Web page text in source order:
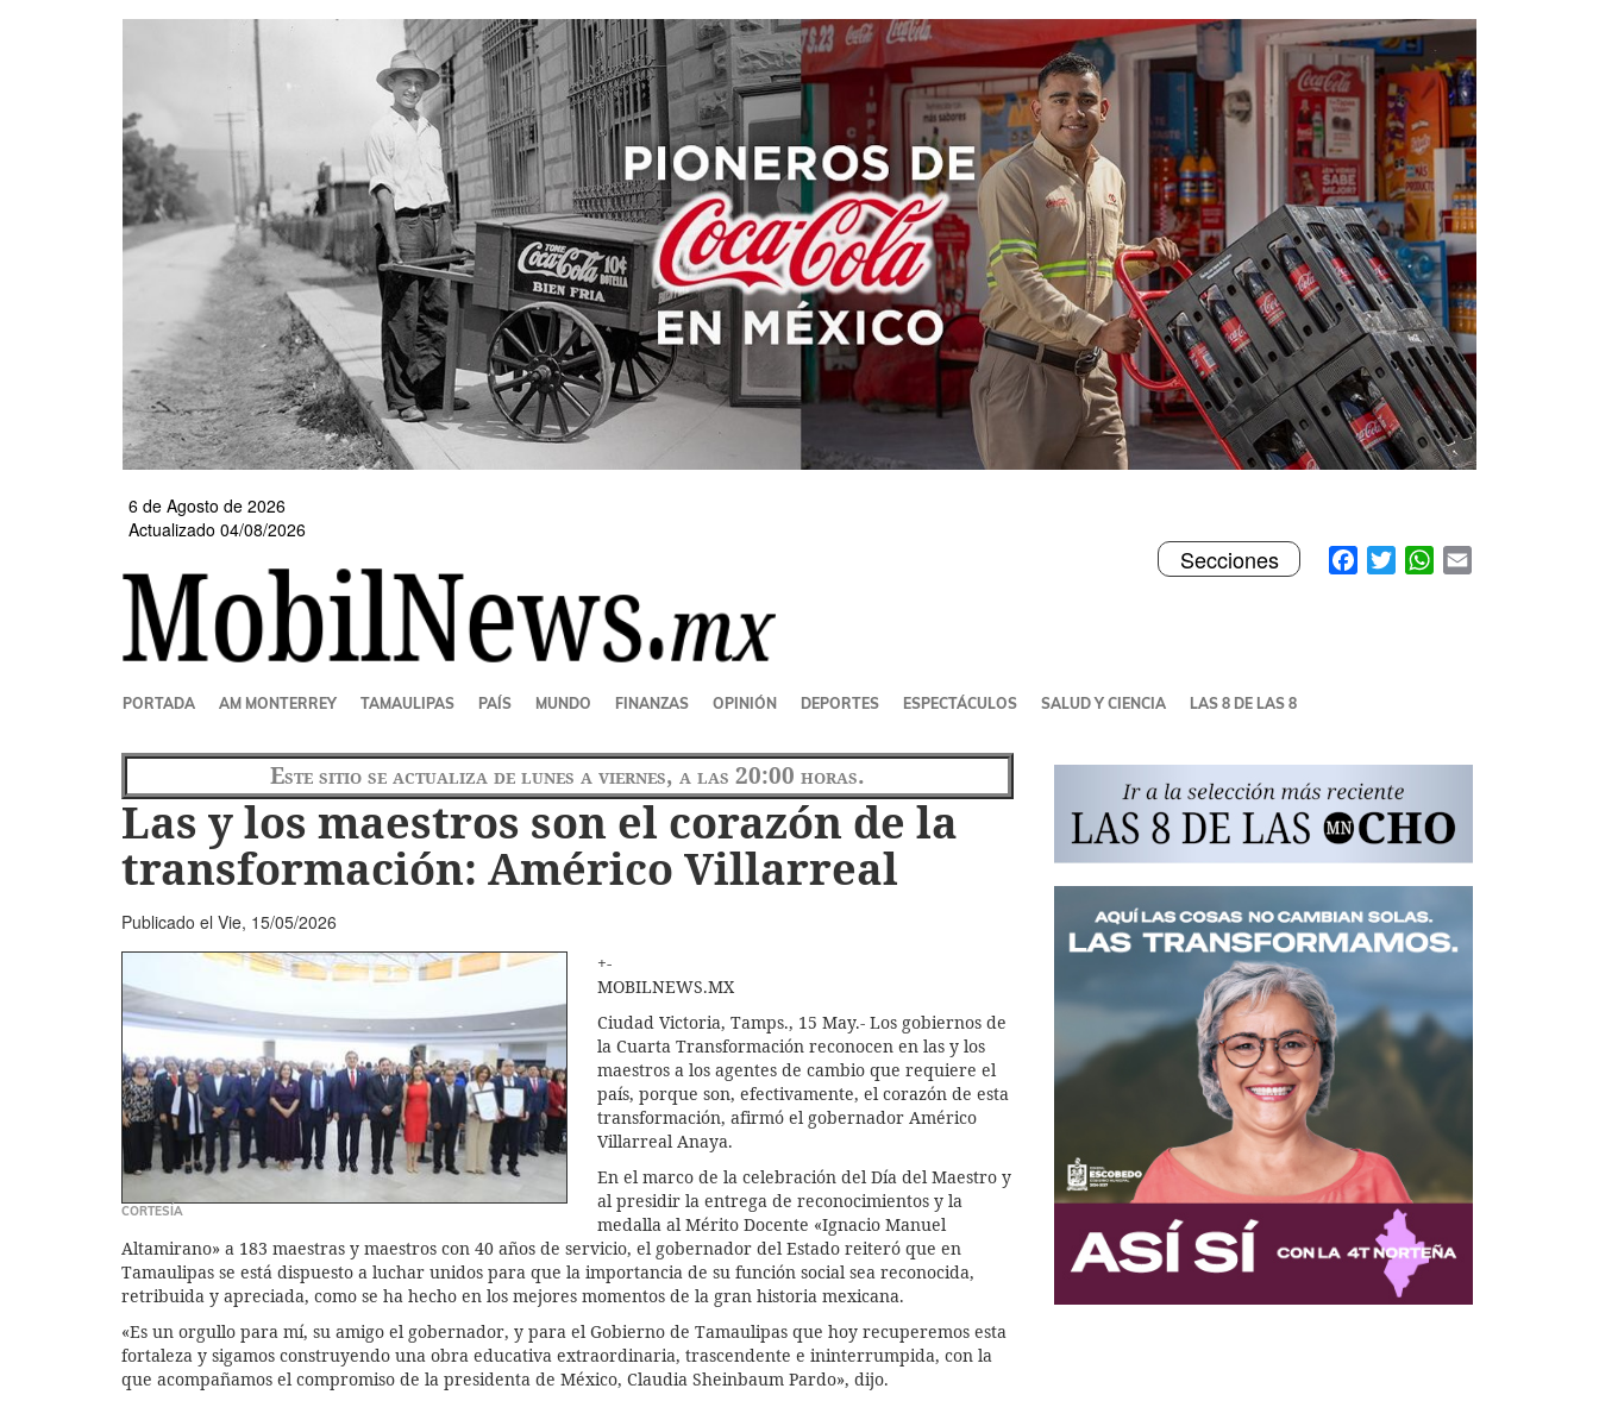
6 de Agosto de 2026
Actualizado 04/08/2026
Facebook
TwitterWhatsApp
Toggle
navigation
Secciones
SECCIONES
PORTADA AM MONTERREY TAMAULIPAS PAÍS MUNDO FINANZAS OPINIÓN DEPORTES ESPECTÁCULOS SALUD Y CIENCIA LAS 8 DE LAS 8
Este sitio se actualiza de lunes a viernes, a las 20:00 horas.
Las y los maestros son el corazón de la
transformación: Américo Villarreal
Publicado el Vie, 15/05/2026
CORTESÍA
+-
MOBILNEWS.MX
Ciudad Victoria, Tamps., 15 May.- Los gobiernos de
la Cuarta Transformación reconocen en las y los
maestros a los agentes de cambio que requiere el
país, porque son, efectivamente, el corazón de esta
transformación, afirmó el gobernador Américo
Villarreal Anaya.
En el marco de la celebración del Día del Maestro y
al presidir la entrega de reconocimientos y la
medalla al Mérito Docente «Ignacio Manuel
Altamirano» a 183 maestras y maestros con 40 años de servicio, el gobernador del Estado reiteró que en
Tamaulipas se está dispuesto a luchar unidos para que la importancia de su función social sea reconocida,
retribuida y apreciada, como se ha hecho en los mejores momentos de la gran historia mexicana.
«Es un orgullo para mí, su amigo el gobernador, y para el Gobierno de Tamaulipas que hoy recuperemos esta
fortaleza y sigamos construyendo una obra educativa extraordinaria, trascendente e ininterrumpida, con la
que acompañamos el compromiso de la presidenta de México, Claudia Sheinbaum Pardo», dijo.